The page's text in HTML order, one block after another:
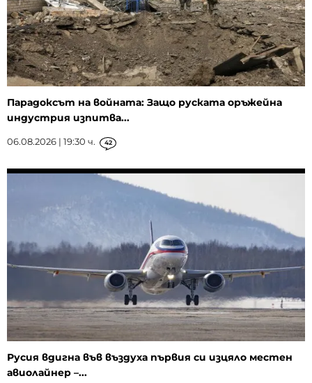
Парадоксът на войната: Защо руската оръжейна
индустрия изпитва...
06.08.2026 | 19:30 ч. 42
Русия вдигна във въздуха първия си изцяло местен
авиолайнер –...